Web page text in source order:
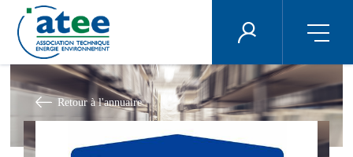
au
contenu
principal
ÉNERGIE PLUS
Retour à l'annuaire
Panneau de gestion des cookies